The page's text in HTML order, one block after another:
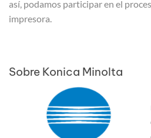
así, podamos participar en el
impresora.
Sobre Konica Minolta